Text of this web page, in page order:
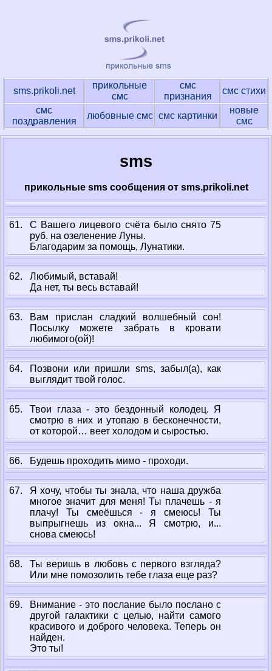
sms.prikoli.net
прикольные
смс
смс
признания
смс стихи
смс
поздравления
любовные смс смс картинки
новые
смс
sms
прикольные sms сообщения от sms.prikoli.net
61.
С Вашего лицевого счёта было снято 75
руб. на озеленение Луны.
Благодарим за помощь, Лунатики.
62.
Любимый, вставай!
Да нет, ты весь вставай!
63.
Вам прислан сладкий волшебный сон!
Посылку можете забрать в кровати
любимого(ой)!
64.
Позвони или пришли sms, забыл(а), как
выглядит твой голос.
65.
Твои глаза - это бездонный колодец. Я
смотрю в них и утопаю в бесконечности,
от которой… веет холодом и сыростью.
66. Будешь проходить мимо - проходи.
67.
Я хочу, чтобы ты знала, что наша дружба
многое значит для меня! Ты плачешь - я
плачу! Ты смеёшься - я смеюсь! Ты
выпрыгнешь из окна... Я смотрю, и...
снова смеюсь!
68.
Ты веришь в любовь с первого взгляда?
Или мне помозолить тебе глаза еще раз?
69.
Внимание - это послание было послано с
другой галактики с целью, найти самого
красивого и доброго человека. Теперь он
найден.
Это ты!